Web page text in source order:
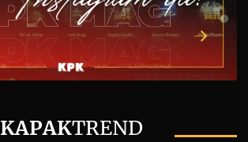
KAPAKTREND